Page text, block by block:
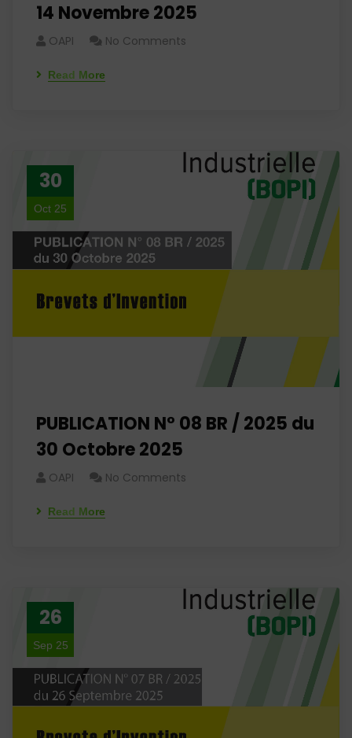
14 Novembre 2025
OAPI No Comments
Read More
30
Oct 25
PUBLICATION N° 08 BR / 2025 du
30 Octobre 2025
OAPI No Comments
Read More
26
Sep 25